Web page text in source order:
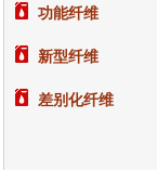
功能纤维
新型纤维
差别化纤维